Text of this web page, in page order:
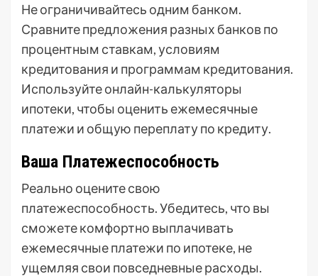
Не ограничивайтесь одним банком.
Сравните предложения разных банков по
процентным ставкам, условиям
кредитования и программам кредитования.
Используйте онлайн-калькуляторы
ипотеки, чтобы оценить ежемесячные
платежи и общую переплату по кредиту.
Ваша Платежеспособность
Реально оцените свою
платежеспособность. Убедитесь, что вы
сможете комфортно выплачивать
ежемесячные платежи по ипотеке, не
ущемляя свои повседневные расходы.